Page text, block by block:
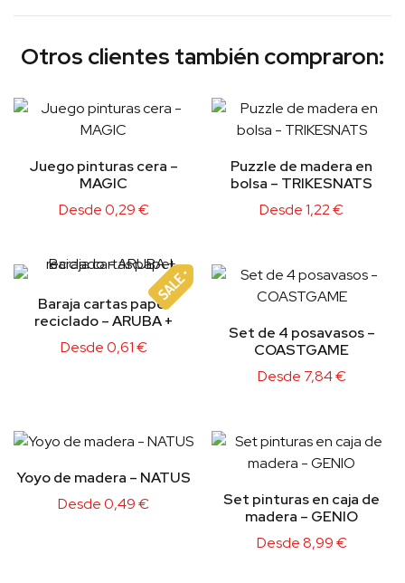
Otros clientes también compraron:
Juego pinturas cera –
MAGIC
Desde0,29€
Puzzle de madera en
bolsa – TRIKESNATS
Desde1,22€
Baraja cartas papel
reciclado – ARUBA +
Desde0,61€
Set de 4 posavasos –
COASTGAME
Desde 7,84€
Yoyo de madera – NATUS
Desde0,49€
Set pinturas en caja de
madera – GENIO
Desde8,99€